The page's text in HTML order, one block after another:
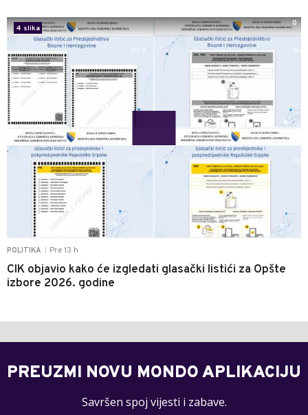
POLITIKA Pre 13 h
CIK objavio kako će izgledati glasački listići za Opšte
izbore 2026. godine
4 slika
0
PREUZMI NOVU MONDO APLIKACIJU
Savršen spoj vijesti i zabave.